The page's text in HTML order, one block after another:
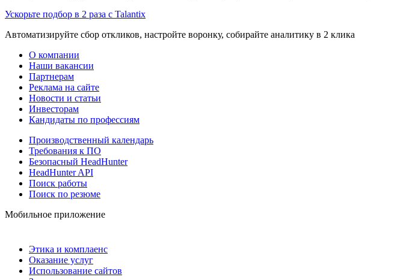
Ускорьте подбор в 2 раза с Talantix
Автоматизируйте сбор откликов, настройте воронку, собирайте аналитику в 2 клика
О компании
Наши вакансии
Партнерам
Реклама на сайте
Новости и статьи
Инвесторам
Кандидаты по профессиям
Производственный календарь
Требования к ПО
Безопасный HeadHunter
HeadHunter API
Поиск работы
Поиск по резюме
Мобильное приложение
Этика и комплаенс
Оказание услуг
Использование сайтов